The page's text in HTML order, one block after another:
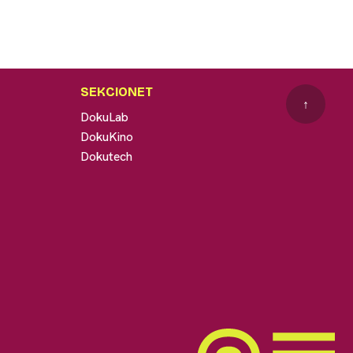
SEKCIONET
DokuLab
DokuKino
Dokutech
↑